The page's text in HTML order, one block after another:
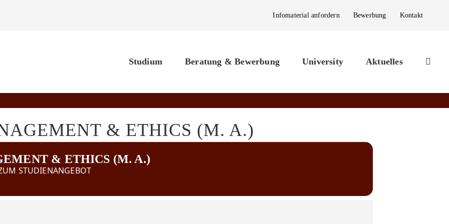
Infomaterial anfordern Bewerbung Kontakt
Studium Beratung & Bewerbung University Aktuelles
& ETHICS (M. A.)
& ETHICS (M. A.)
STUDIENANGEBOT